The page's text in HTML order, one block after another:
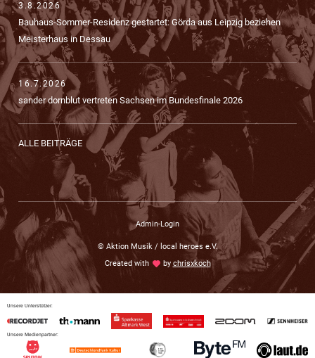
3.8.2026
Bauhaus-Sommer-Residenz gestartet: Görda aus Leipzig beziehen
Meisterhaus in Dessau
16.7.2026
sander dornblut vertreten Sachsen im Bundesfinale 2026
ALLE BEITRÄGE
Admin-Login
© Aktion Musik / local heroes e.V.
Created withlove by chrisxkoch
Unsere Unterstützer:
Unsere Medienpartner: